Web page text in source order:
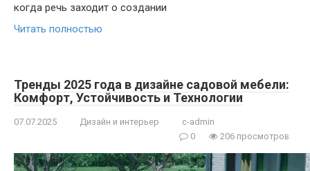
когда речь заходит о создании
Читать полностью
Тренды 2025 года в дизайне садовой мебели:
Комфорт, Устойчивость и Технологии
07.07.2025 Дизайн и интерьер
c-admin
0
206 просмотров